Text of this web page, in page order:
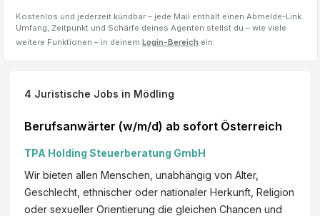
Kostenlos und jederzeit kündbar – jede Mail enthält einen Abmelde-Link.
Umfang, Zeitpunkt und Schärfe deines Agenten stellst du – wie viele
weitere Funktionen – in deinem Login-Bereich ein.
4 Juristische Jobs in Mödling
Berufsanwärter (w/m/d) ab sofort Österreich
TPA Holding Steuerberatung GmbH
Wir bieten allen Menschen, unabhängig von Alter,
Geschlecht, ethnischer oder nationaler Herkunft, Religion
oder sexueller Orientierung die gleichen Chancen und